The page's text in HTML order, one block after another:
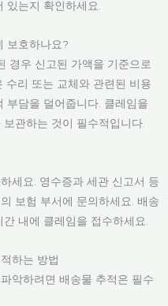
있는지 확인하세요.
보호하나요?
경우 신고된 가액을 기준으로
수리 또는 교체와 관련된 비용
부담을 덜어줍니다. 클레임을
관하는 것이 필수적입니다.
세요. 영수증과 세관 신고서 등
보험 부서에 문의하세요. 배송
내에 클레임을 접수하세요.
하는 방법
악하려면 배송물 추적은 필수